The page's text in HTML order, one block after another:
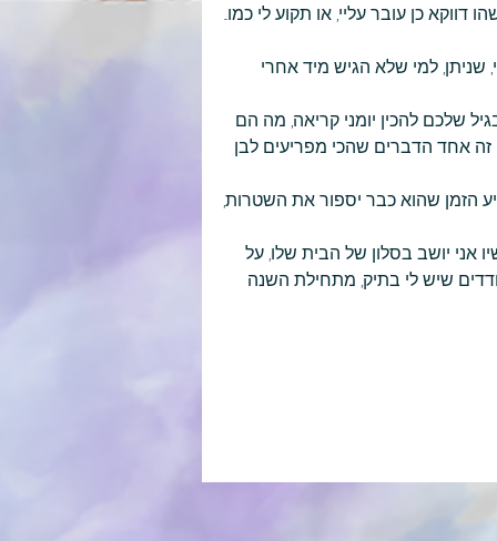
כן עובר עליי, או תקוע לי כמו...
שניתן, למי שלא הגיש מיד אחרי
שלכם להכין יומני קריאה, מה הם
זה אחד הדברים שהכי מפריעים לבן
הזמן שהוא כבר יספור את השטרות,
אני יושב בסלון של הבית שלו, על
שיש לי בתיק, מתחילת השנה